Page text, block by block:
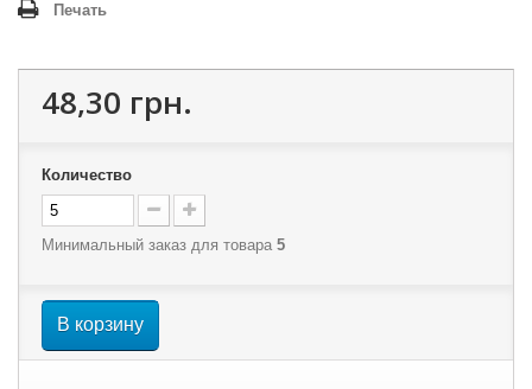
Печать
48,30 грн.
Количество
Минимальный заказ для товара 5
В корзину